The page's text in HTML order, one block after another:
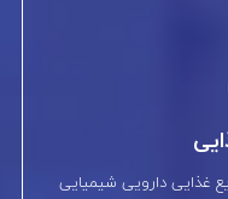
غذایی دارویی شیمیایی